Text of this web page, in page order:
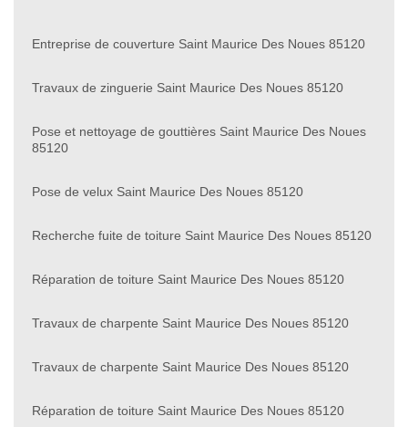
Entreprise de couverture Saint Maurice Des Noues 85120
Travaux de zinguerie Saint Maurice Des Noues 85120
Pose et nettoyage de gouttières Saint Maurice Des Noues
85120
Pose de velux Saint Maurice Des Noues 85120
Recherche fuite de toiture Saint Maurice Des Noues 85120
Réparation de toiture Saint Maurice Des Noues 85120
Travaux de charpente Saint Maurice Des Noues 85120
Travaux de charpente Saint Maurice Des Noues 85120
Réparation de toiture Saint Maurice Des Noues 85120